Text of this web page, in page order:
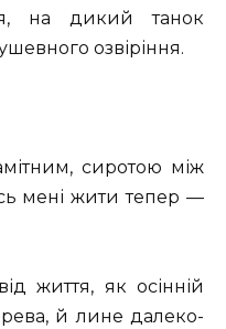
на дикий танок
озвіріння.
сиротою між
мені жити тепер —
життя, як осінній
й лине далеко-